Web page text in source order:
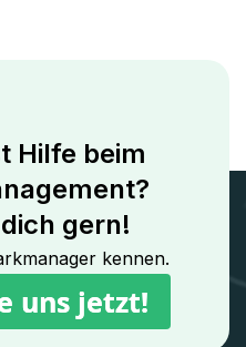
Hilfe beim
gern!
kennen.
uns jetzt!
uns jetzt!